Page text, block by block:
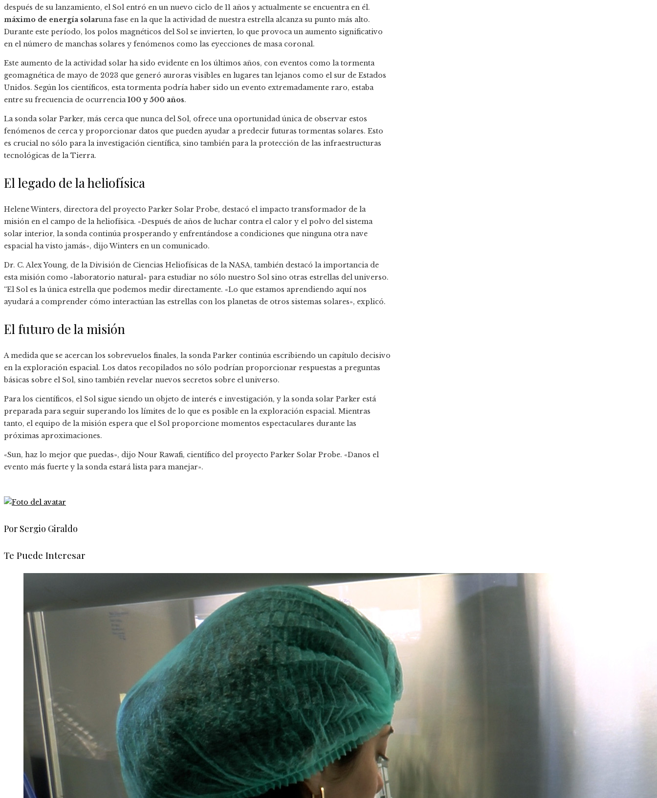
después de su lanzamiento, el Sol entró en un nuevo ciclo de 11 años y actualmente se encuentra en él.
máximo de energía solaruna fase en la que la actividad de nuestra estrella alcanza su punto más alto.
Durante este período, los polos magnéticos del Sol se invierten, lo que provoca un aumento significativo
en el número de manchas solares y fenómenos como las eyecciones de masa coronal.
Este aumento de la actividad solar ha sido evidente en los últimos años, con eventos como la tormenta
geomagnética de mayo de 2023 que generó auroras visibles en lugares tan lejanos como el sur de Estados
Unidos. Según los científicos, esta tormenta podría haber sido un evento extremadamente raro, estaba
entre su frecuencia de ocurrencia100 y 500 años.
La sonda solar Parker, más cerca que nunca del Sol, ofrece una oportunidad única de observar estos
fenómenos de cerca y proporcionar datos que pueden ayudar a predecir futuras tormentas solares. Esto
es crucial no sólo para la investigación científica, sino también para la protección de las infraestructuras
tecnológicas de la Tierra.
El legado de la heliofísica
Helene Winters, directora del proyecto Parker Solar Probe, destacó el impacto transformador de la
misión en el campo de la heliofísica. «Después de años de luchar contra el calor y el polvo del sistema
solar interior, la sonda continúa prosperando y enfrentándose a condiciones que ninguna otra nave
espacial ha visto jamás», dijo Winters en un comunicado.
Dr. C. Alex Young, de la División de Ciencias Heliofísicas de la NASA, también destacó la importancia de
esta misión como «laboratorio natural» para estudiar no sólo nuestro Sol sino otras estrellas del universo.
“El Sol es la única estrella que podemos medir directamente. «Lo que estamos aprendiendo aquí nos
ayudará a comprender cómo interactúan las estrellas con los planetas de otros sistemas solares», explicó.
El futuro de la misión
A medida que se acercan los sobrevuelos finales, la sonda Parker continúa escribiendo un capítulo decisivo
en la exploración espacial. Los datos recopilados no sólo podrían proporcionar respuestas a preguntas
básicas sobre el Sol, sino también revelar nuevos secretos sobre el universo.
Para los científicos, el Sol sigue siendo un objeto de interés e investigación, y la sonda solar Parker está
preparada para seguir superando los límites de lo que es posible en la exploración espacial. Mientras
tanto, el equipo de la misión espera que el Sol proporcione momentos espectaculares durante las
próximas aproximaciones.
«Sun, haz lo mejor que puedas», dijo Nour Rawafi, científico del proyecto Parker Solar Probe. «Danos el
evento más fuerte y la sonda estará lista para manejar».
Por Sergio Giraldo
Te Puede Interesar